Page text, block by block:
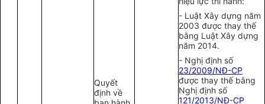
Quyết
định về
- Luật Xây dựng năm
2003 được thay thế
bằng Luật Xây dựng
năm 2014.
- Nghị định số
23/2009/NĐ-CP
được thay thế bằng
Nghị định số
121/2013/NĐ-CP